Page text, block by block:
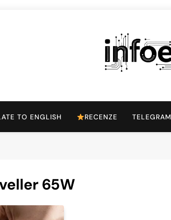
Infoek.cz
TO ENGLISH RECENZE TELEGRAM
65W